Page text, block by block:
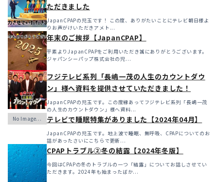
ただきました
JapanCPAPの児玉です！ この度、ありがたいことにテレビ朝日様よ
りお声がけいただきアメト...
年末のご挨拶【JapanCPAP】
平素よりJapanCPAPをご利用いただき誠にありがとうございます。
ジャパンシーパップ株式会社の児...
フジテレビ系列「長嶋一茂の人生のカウントダウ
ン」様へ資料を提供させていただきました！
JapanCPAPの児玉です。この度縁あってフジテレビ系列「長嶋一茂
の人生のカウントダウン」様へ資料...
テレビで睡眠特集がありました【2024年04月】
JapanCPAPの児玉です。地上波で睡眠、無呼吸、CPAPについてのお
話があったさいにこちらで更新...
CPAPトラブル②冬の結露【2024年冬版】
今回はCPAPの冬のトラブルの一つ「結露」についてお話しさせてい
ただきます。2024年も始まったばか...